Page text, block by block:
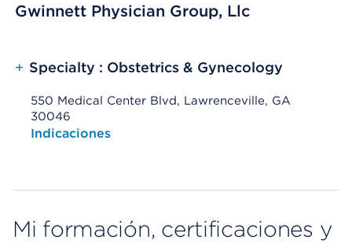
Gwinnett Physician Group, Llc
+ Specialty : Obstetrics & Gynecology
550 Medical Center Blvd, Lawrenceville, GA
30046
Opens native map application on mobile devices
Indicaciones
Mi formación, certificaciones y